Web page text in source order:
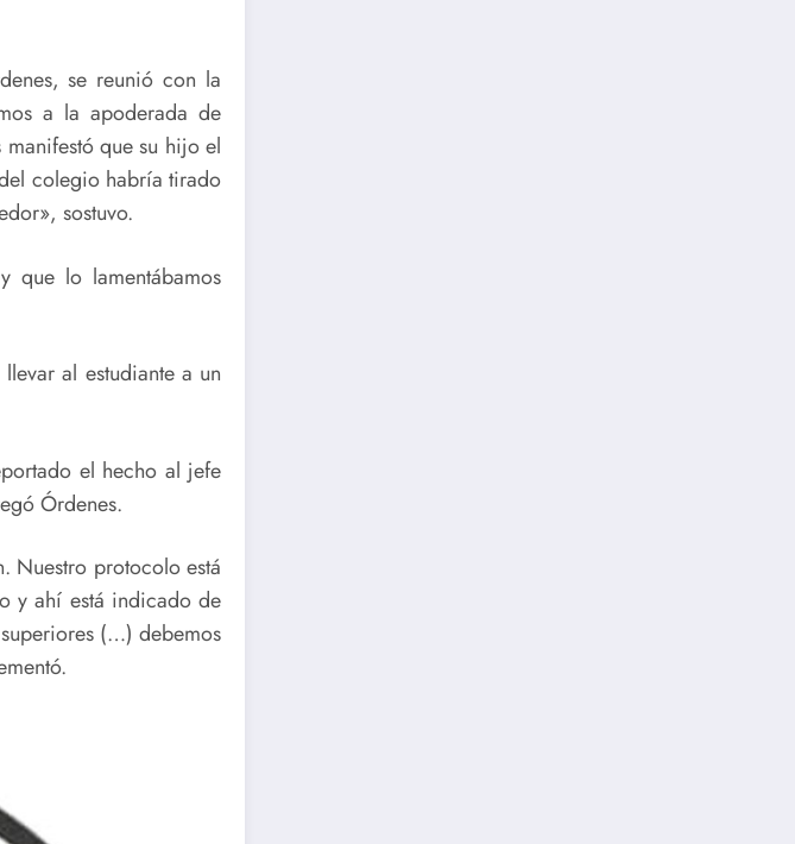
se reunió con la
a la apoderada de
que su hijo el
colegio habría tirado
sostuvo.
que lo lamentábamos
al estudiante a un
el hecho al jefe
Órdenes.
Nuestro protocolo está
y ahí está indicado de
(…) debemos